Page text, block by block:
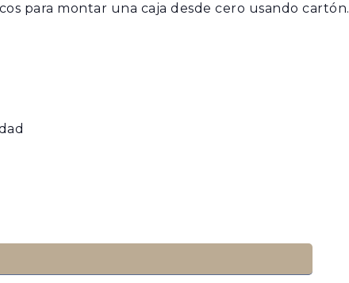
para montar una caja desde cero usando cartón.